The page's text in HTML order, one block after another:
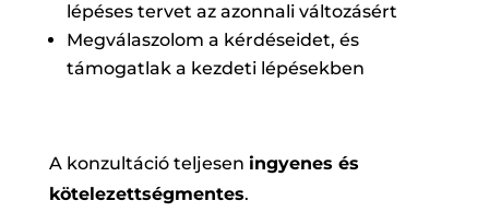
lépéses tervet az azonnali változásért
Megválaszolom a kérdéseidet, és
támogatlak a kezdeti lépésekben
A konzultáció teljesen ingyenes és
kötelezettségmentes.